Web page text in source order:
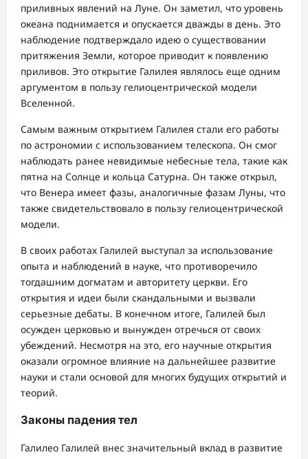
приливных явлений на Луне. Он заметил, что уровень
океана поднимается и опускается дважды в день. Это
наблюдение подтверждало идею о существовании
притяжения Земли, которое приводит к появлению
приливов. Это открытие Галилея являлось еще одним
аргументом в пользу гелиоцентрической модели
Вселенной.
Самым важным открытием Галилея стали его работы
по астрономии с использованием телескопа. Он смог
наблюдать ранее невидимые небесные тела, такие как
пятна на Солнце и кольца Сатурна. Он также открыл,
что Венера имеет фазы, аналогичные фазам Луны, что
также свидетельствовало в пользу гелиоцентрической
модели.
В своих работах Галилей выступал за использование
опыта и наблюдений в науке, что противоречило
тогдашним догматам и авторитету церкви. Его
открытия и идеи были скандальными и вызвали
серьезные дебаты. В конечном итоге, Галилей был
осужден церковью и вынужден отречься от своих
убеждений. Несмотря на это, его научные открытия
оказали огромное влияние на дальнейшее развитие
науки и стали основой для многих будущих открытий и
теорий.
Законы падения тел
Галилео Галилей внес значительный вклад в развитие